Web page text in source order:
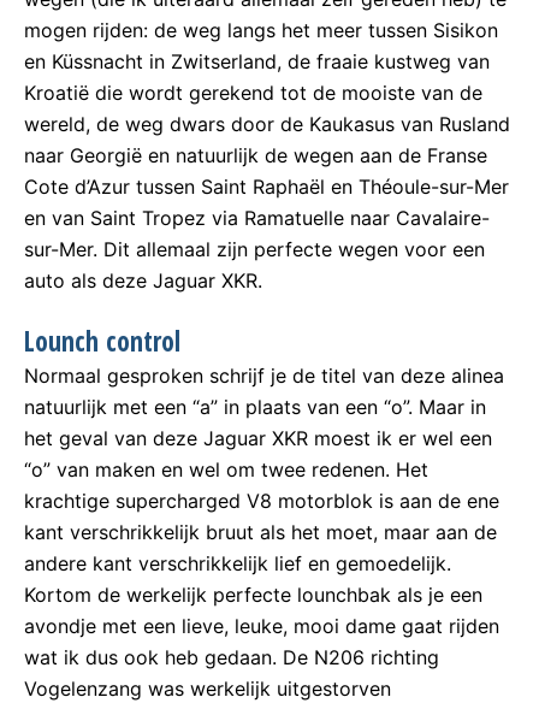
mogen rijden: de weg langs het meer tussen Sisikon
en Küssnacht in Zwitserland, de fraaie kustweg van
Kroatië die wordt gerekend tot de mooiste van de
wereld, de weg dwars door de Kaukasus van Rusland
naar Georgië en natuurlijk de wegen aan de Franse
Cote d’Azur tussen Saint Raphaël en Théoule-sur-Mer
en van Saint Tropez via Ramatuelle naar Cavalaire-
sur-Mer. Dit allemaal zijn perfecte wegen voor een
auto als deze Jaguar XKR.
Lounch control
Normaal gesproken schrijf je de titel van deze alinea
natuurlijk met een “a” in plaats van een “o”. Maar in
het geval van deze Jaguar XKR moest ik er wel een
“o” van maken en wel om twee redenen. Het
krachtige supercharged V8 motorblok is aan de ene
kant verschrikkelijk bruut als het moet, maar aan de
andere kant verschrikkelijk lief en gemoedelijk.
Kortom de werkelijk perfecte lounchbak als je een
avondje met een lieve, leuke, mooi dame gaat rijden
wat ik dus ook heb gedaan. De N206 richting
Vogelenzang was werkelijk uitgestorven